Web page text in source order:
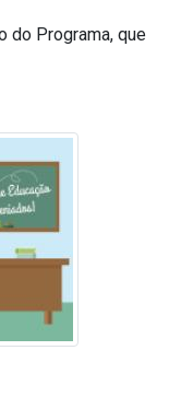
do Programa, que